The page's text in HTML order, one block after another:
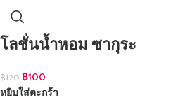
โลชั่นน้ำหอม ซากุระ
฿120 ฿100
หยิบใส่ตะกร้า